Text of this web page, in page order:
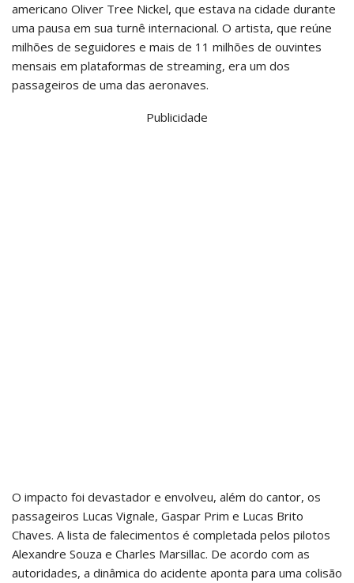
americano Oliver Tree Nickel, que estava na cidade durante
uma pausa em sua turnê internacional. O artista, que reúne
milhões de seguidores e mais de 11 milhões de ouvintes
mensais em plataformas de streaming, era um dos
passageiros de uma das aeronaves.
Publicidade
O impacto foi devastador e envolveu, além do cantor, os
passageiros Lucas Vignale, Gaspar Prim e Lucas Brito
Chaves. A lista de falecimentos é completada pelos pilotos
Alexandre Souza e Charles Marsillac. De acordo com as
autoridades, a dinâmica do acidente aponta para uma colisão